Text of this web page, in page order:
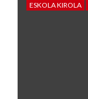
ESKOLA KIROLA